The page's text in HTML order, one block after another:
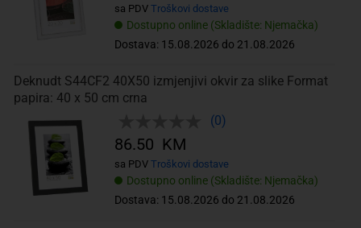
Dostupno online (Skladište: Njemačka)
Dostava: 15.08.2026 do 21.08.2026
sa PDV Troškovi dostave
Deknudt S44CF2 40X50 izmjenjivi okvir za slike Format
papira: 40 x 50 cm crna
(0)
Dostupno online (Skladište: Njemačka)
Dostava: 15.08.2026 do 21.08.2026
86.50 KM
sa PDV Troškovi dostave